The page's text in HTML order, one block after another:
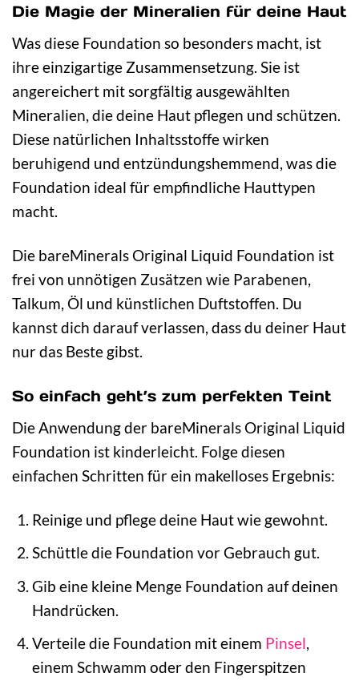
Die Magie der Mineralien für deine Haut
Was diese Foundation so besonders macht, ist
ihre einzigartige Zusammensetzung. Sie ist
angereichert mit sorgfältig ausgewählten
Mineralien, die deine Haut pflegen und schützen.
Diese natürlichen Inhaltsstoffe wirken
beruhigend und entzündungshemmend, was die
Foundation ideal für empfindliche Hauttypen
macht.
Die bareMinerals Original Liquid Foundation ist
frei von unnötigen Zusätzen wie Parabenen,
Talkum, Öl und künstlichen Duftstoffen. Du
kannst dich darauf verlassen, dass du deiner Haut
nur das Beste gibst.
So einfach geht’s zum perfekten Teint
Die Anwendung der bareMinerals Original Liquid
Foundation ist kinderleicht. Folge diesen
einfachen Schritten für ein makelloses Ergebnis:
Reinige und pflege deine Haut wie gewohnt.
Schüttle die Foundation vor Gebrauch gut.
Gib eine kleine Menge Foundation auf deinen
Handrücken.
Verteile die Foundation mit einem Pinsel,
einem Schwamm oder den Fingerspitzen